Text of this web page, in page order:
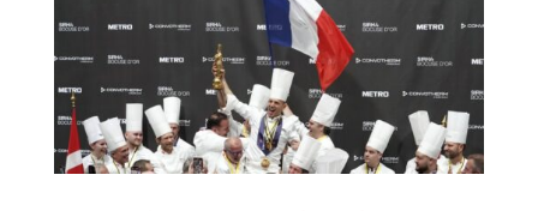
p
p
o
o
k